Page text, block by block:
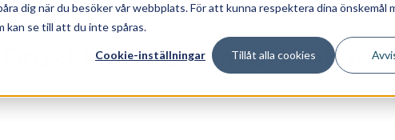
dig när du besöker vår webbplats. För att kunna respektera dina önskemål
kan se till att du inte spåras.
Cookie-inställningar Tillåt alla cookies
Orust kommun om att räkna